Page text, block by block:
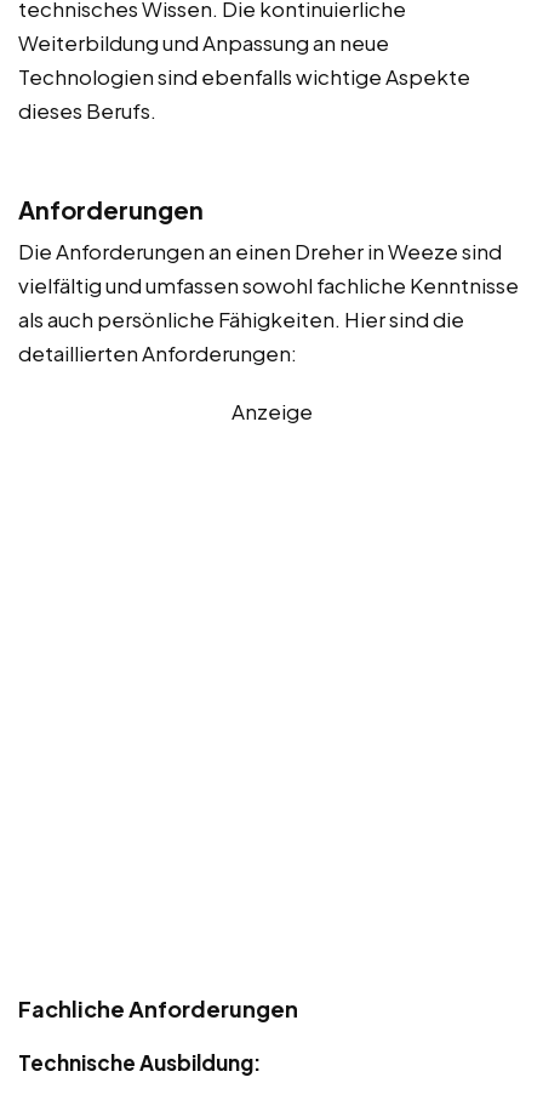
technisches Wissen. Die kontinuierliche
Weiterbildung und Anpassung an neue
Technologien sind ebenfalls wichtige Aspekte
dieses Berufs.
Anforderungen
Die Anforderungen an einen Dreher in Weeze sind
vielfältig und umfassen sowohl fachliche Kenntnisse
als auch persönliche Fähigkeiten. Hier sind die
detaillierten Anforderungen:
Anzeige
Fachliche Anforderungen
Technische Ausbildung: